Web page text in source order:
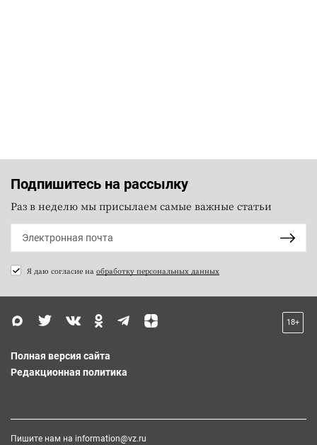
Подпишитесь на рассылку
Раз в неделю мы присылаем самые важные статьи
Я даю согласие на обработку персональных данных
18+
Полная версия сайта
Редакционная политика
Пишите нам на information@vz.ru